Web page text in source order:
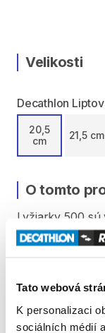
Tato webová
K personalizaci
sociálních médií
Velikosti
Decathlon
20,5
cm
21,5 cm
O tomto
Lyžiarky 500 sú
pokročilí​/​
Ideálne lyžiarky
zdokonaľovaní.
spevnenie a